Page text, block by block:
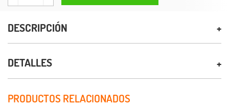
DESCRIPCIÓN
DETALLES
PRODUCTOS RELACIONADOS